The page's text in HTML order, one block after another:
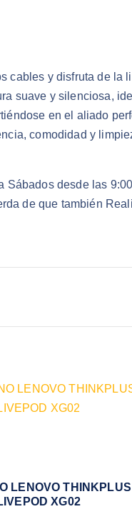
y disfruta de la
suave y silenciosa,
en el aliado
comodidad y
desde las
de que también
LENOVO THINKPLUS
XG02